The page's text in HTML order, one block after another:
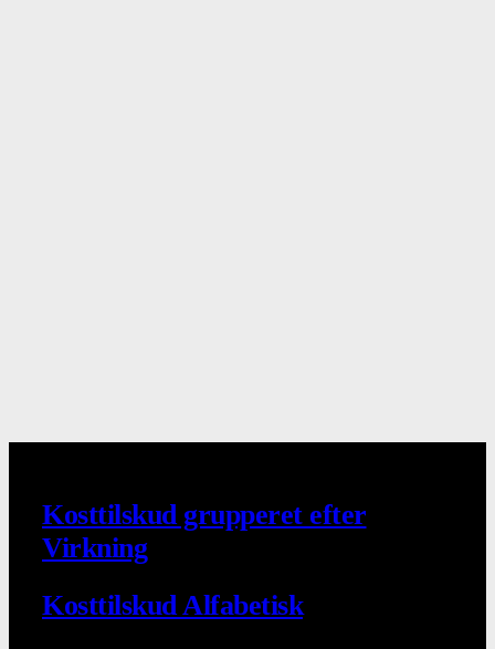
Kosttilskud grupperet efter
Virkning
Kosttilskud Alfabetisk